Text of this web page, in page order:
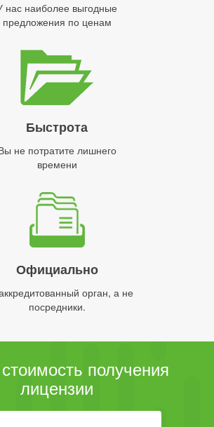
нас наиболее выгодные
предложения по ценам
Быстрота
не потратите лишнего
времени
Официально
орган, а не
посредники.
получения
лицензии